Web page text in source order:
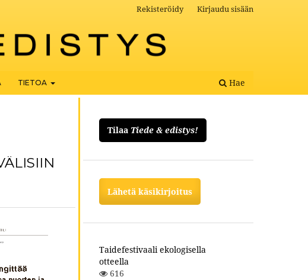
TIETOA Hae
Rekisteröidy Kirjaudu sisään
Tilaa Tiede & edistys!
Lähetä käsikirjoitus
Taidefestivaali ekologisella
otteella
616